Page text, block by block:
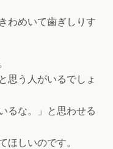
わめいて歯ぎしりす
思う人がいるでしょ
るな。」と思わせる
しいのです。